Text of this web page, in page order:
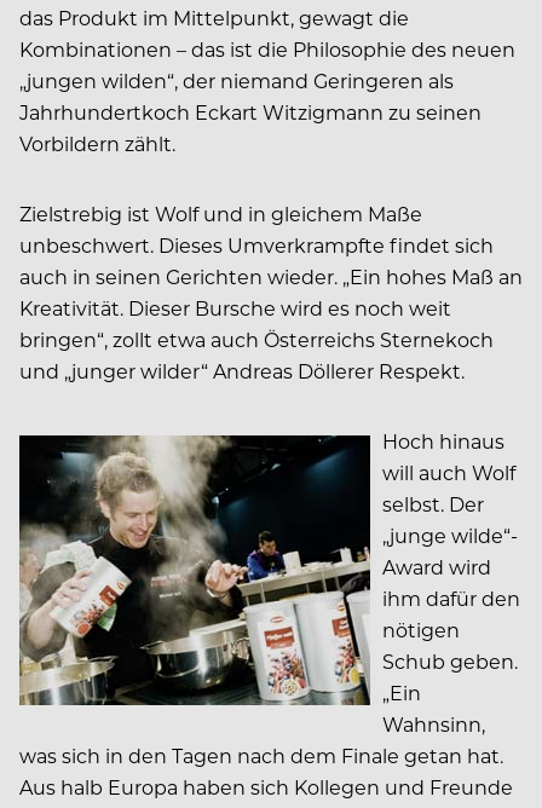
das Produkt im Mittelpunkt, gewagt die
Kombinationen – das ist die Philosophie des neuen
„jungen wilden“, der niemand Geringeren als
Jahrhundertkoch Eckart Witzigmann zu seinen
Vorbildern zählt.
Zielstrebig ist Wolf und in gleichem Maße
unbeschwert. Dieses Umverkrampfte findet sich
auch in seinen Gerichten wieder. „Ein hohes Maß an
Kreativität. Dieser Bursche wird es noch weit
bringen“, zollt etwa auch Österreichs Sternekoch
und „junger wilder“ Andreas Döllerer Respekt.
Hoch hinaus
will auch Wolf
selbst. Der
„junge wilde“-
Award wird
ihm dafür den
nötigen
Schub geben.
„Ein
Wahnsinn,
was sich in den Tagen nach dem Finale getan hat.
Aus halb Europa haben sich Kollegen und Freunde